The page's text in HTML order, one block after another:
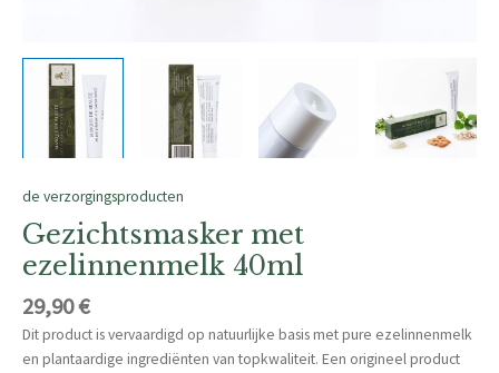
de verzorgingsproducten
Gezichtsmasker met
ezelinnenmelk 40ml
29,90€
Dit product is vervaardigd op natuurlijke basis met pure ezelinnenmelk
en plantaardige ingrediënten van topkwaliteit. Een origineel product